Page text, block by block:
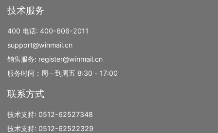
技术服务
400 电话: 400-606-2011
support@winmail.cn
销售服务: register@winmail.cn
服务时间：周一到周五 8:30 - 17:00
联系方式
技术支持: 0512-62527348
技术支持: 0512-62522329